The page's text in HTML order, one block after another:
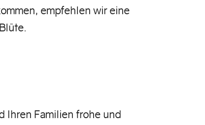
empfehlen wir eine
Ihren Familien frohe und